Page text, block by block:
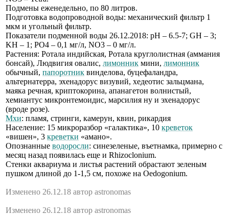
Подмены еженедельно, по 80 литров.
Подготовка водопроводной воды: механический фильтр 1
мкм и угольный фильтр.
Показатели подменной воды 26.12.2018: pH – 6.5-7; GH – 3;
KH – 1; PO4 – 0,1 мг/л, NO3 – 0 мг/л.
Растения: Ротала индийская, Ротала круглолистная (аммания
бонсай), Людвигия овалис, лимонник мини, лимонник
обычный, папоротник винделова, буцефаландра,
альтернатерра, эхенадорус визувий, хедеотис зальцмана,
маяка речная, криптокорина, апанагетон волнистый,
хемиантус микронтемоидис, марсилия ну и эхенадорус
(вроде розе).
Мхи: пламя, стринги, камерун, квин, рикардия
Население: 15 микроразбор «галактика», 10 креветок
«вишен», 3 креветки «амано».
Опознанные водоросли: синезеленые, въетнамка, примерно с
месяц назад появилась еще и Rhizoclonium.
Стенки аквариума и листья растений обрастают зеленым
пушком длиной до 1-1,5 см, похоже на Oedogonium.
Изменено 26.12.18 автор astronomas
Изменено 26.12.18 автор astronomas